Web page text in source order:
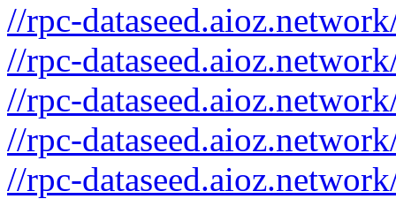
//rpc-
//rpc-
//rpc-
//rpc-
//rpc-